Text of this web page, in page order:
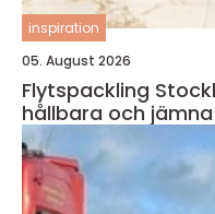
inspiration
05. August 2026
Flytspackling
hållbara och